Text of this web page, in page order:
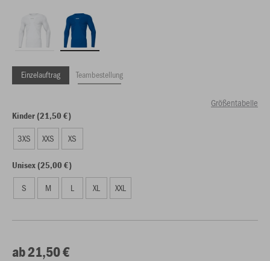
Einzelauftrag Teambestellung
Größentabelle
Kinder (21,50 €)
3XS XXS XS
Unisex (25,00 €)
S M L XL XXL
ab 21,50 €